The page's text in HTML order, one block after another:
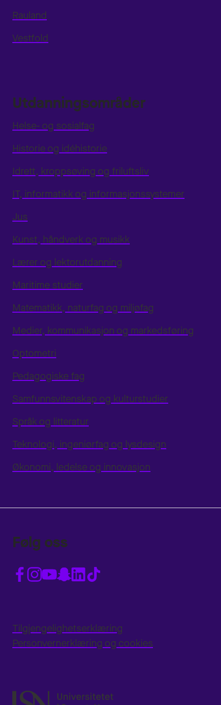
Rauland
Vestfold
Utdanningsområder
Helse- og sosialfag
Historie og idéhistorie
Idrett, kroppsøving og friluftsliv
IT, informatikk og informasjonssystemer
Jus
Kunst, håndverk og musikk
Lærer og lektorutdanning
Maritime studier
Matematikk, naturfag og miljøfag
Medier, kommunikasjon og markedsføring
Optometri
Pedagogiske fag
Samfunnsvitenskap og kulturstudier
Språk og litteratur
Teknologi, ingeniørfag og lysdesign
Økonomi, ledelse og innovasjon
Følg oss
Tilgjengelighetserklæring
Personvernerklæring og cookies